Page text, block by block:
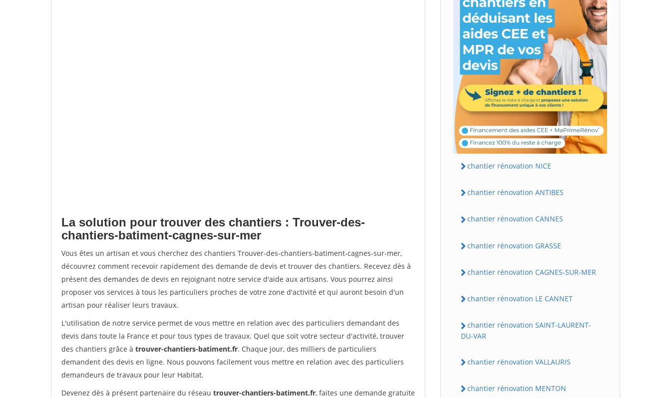
La solution pour trouver des chantiers : Trouver-des-
chantiers-batiment-cagnes-sur-mer
Vous êtes un artisan et vous cherchez des chantiers Trouver-des-chantiers-batiment-cagnes-sur-mer,
découvrez comment recevoir rapidement des demande de devis et trouver des chantiers. Recevez dès à
présent des demandes de devis en rejoignant notre service d'aide aux artisans. Vous pourrez ainsi
proposer vos services à tous les particuliers proches de votre zone d'activité et qui auront besoin d'un
artisan pour réaliser leurs travaux.
L'utilisation de notre service permet de vous mettre en relation avec des particuliers demandant des
devis dans toute la France et pour tous types de travaux. Quel que soit votre secteur d'activité, trouver
des chantiers grâce à trouver-chantiers-batiment.fr. Chaque jour, des milliers de particuliers
demandent des devis en ligne. Nous pouvons facilement vous mettre en relation avec des particuliers
demandeurs de travaux pour leur Habitat.
Devenez dès à présent partenaire du réseau trouver-chantiers-batiment.fr, faites une demande gratuite
chantier rénovation NICE
chantier rénovation ANTIBES
chantier rénovation CANNES
chantier rénovation GRASSE
chantier rénovation CAGNES-SUR-MER
chantier rénovation LE CANNET
chantier rénovation SAINT-LAURENT-
DU-VAR
chantier rénovation VALLAURIS
chantier rénovation MENTON